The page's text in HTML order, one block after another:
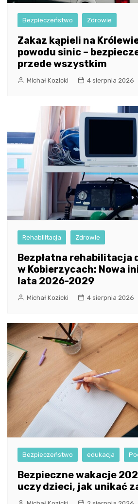
Bezpieczeństwo Zdrowie
Zakaz kąpieli na
powodu sinic –
przede wszystkim
Michał Kozicki 4 sierpnia 2026
Rehabilitacja Zdrowie
Bezpłatna rehabilitacja
w Kobierzycach: Nowa
lata 2026-2029
Michał Kozicki 4 sierpnia 2026
Bezpieczeństwo edukacja
Bezpieczne wakacje
uczy dzieci, jak unikać